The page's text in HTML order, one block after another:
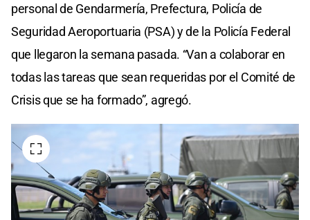
personal de Gendarmería, Prefectura, Policía de
Seguridad Aeroportuaria (PSA) y de la Policía Federal
que llegaron la semana pasada. “Van a colaborar en
todas las tareas que sean requeridas por el Comité de
Crisis que se ha formado”, agregó.